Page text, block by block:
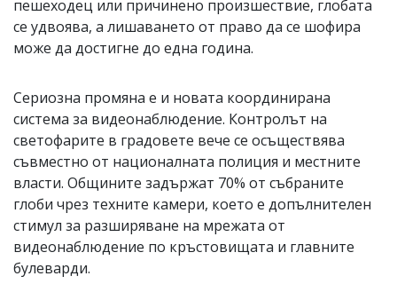
пешеходец или причинено произшествие, глобата
се удвоява, а лишаването от право да се шофира
може да достигне до една година.
Сериозна промяна е и новата координирана
система за видеонаблюдение. Контролът на
светофарите в градовете вече се осъществява
съвместно от националната полиция и местните
власти. Общините задържат 70% от събраните
глоби чрез техните камери, което е допълнителен
стимул за разширяване на мрежата от
видеонаблюдение по кръстовищата и главните
булеварди.